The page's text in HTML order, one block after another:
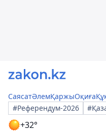
СаясатӘлемҚаржыОқиға
#Референдум-2026
+32°